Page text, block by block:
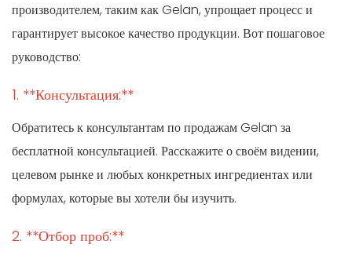
производителем, таким как Gelan, упрощает процесс и
гарантирует высокое качество продукции. Вот пошаговое
руководство:
1. **Консультация:**
Обратитесь к консультантам по продажам Gelan за
бесплатной консультацией. Расскажите о своём видении,
целевом рынке и любых конкретных ингредиентах или
формулах, которые вы хотели бы изучить.
2. **Отбор проб:**